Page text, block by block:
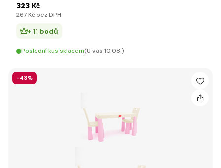
323 Kč
267 Kč bez DPH
+ 11 bodů
Poslední kus skladem(U vás 10.08.)
-43%